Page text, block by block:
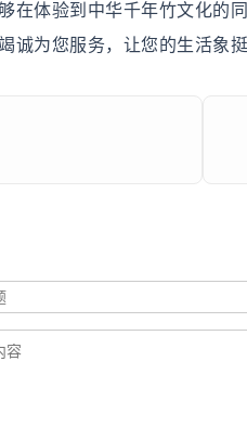
在体验到中华千年竹文化的
诚为您服务，让您的生活象